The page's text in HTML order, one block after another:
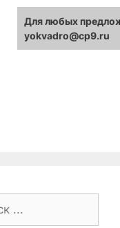
Для любых
yokvadro@cp9.ru